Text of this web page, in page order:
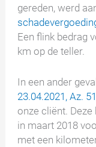
gereden, werd
Een flink bedrag
km op de teller.
In een ander
23.04.2021, Az.
onze cliënt.
in maart 2018
met een